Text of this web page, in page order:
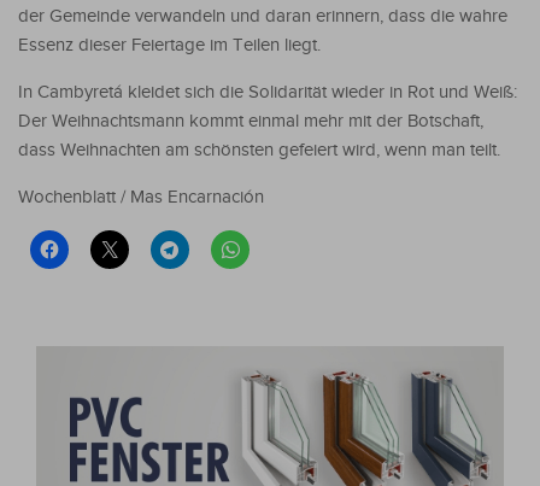
der Gemeinde verwandeln und daran erinnern, dass die wahre
Essenz dieser Feiertage im Teilen liegt.
In Cambyretá kleidet sich die Solidarität wieder in Rot und Weiß:
Der Weihnachtsmann kommt einmal mehr mit der Botschaft,
dass Weihnachten am schönsten gefeiert wird, wenn man teilt.
Wochenblatt / Mas Encarnación